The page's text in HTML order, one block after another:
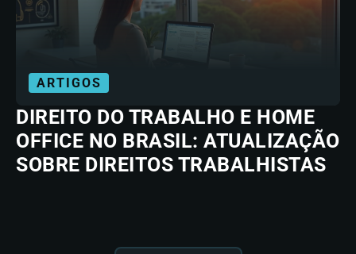
ARTIGOS
DIREITO DO TRABALHO E HOME
OFFICE NO BRASIL: ATUALIZAÇÃO
SOBRE DIREITOS TRABALHISTAS